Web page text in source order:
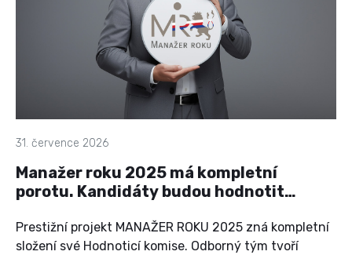
31. července 2026
Manažer roku 2025 má kompletní
porotu. Kandidáty budou hodnotit
managementu
Prestižní projekt MANAŽER ROKU 2025 zná kompletní
složení své Hodnoticí komise. Odborný tým tvoří